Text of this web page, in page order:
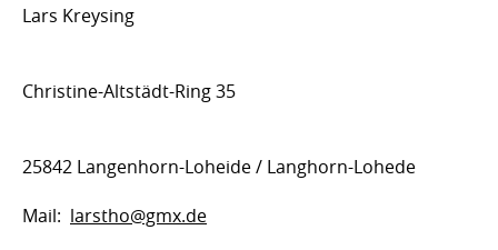
Lars Kreysing
Christine-Altstädt-Ring 35
25842 Langenhorn-Loheide / Langhorn-Lohede
Mail: larstho@gmx.de